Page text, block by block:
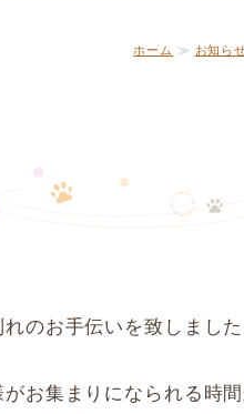
ホーム ≫ お知ら
のお手伝いを致しました
お集まりになられる時